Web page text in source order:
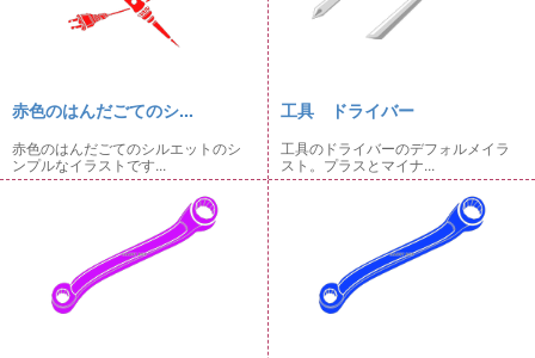
赤色のはんだごてのシ...
赤色のはんだごてのシルエットのシ
ンプルなイラストです...
工具 ドライバー
工具のドライバーのデフォルメイラ
スト。プラスとマイナ...